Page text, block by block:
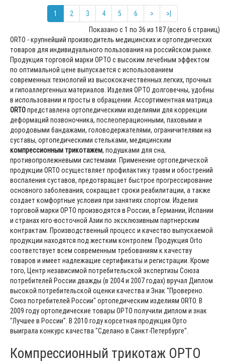
1 2 3 4 5 6 >
>|
Показано с 1 по 36 из 187 (всего 6 страниц)
ORTO - крупнейший производитель медицинских и ортопедических
товаров для индивидуального пользования на российском рынке.
Продукция торговой марки ОРТО с высоким лечебным эффектом
по оптимальной цене выпускается с использованием
современных технологий из высококачественных легких, прочных
и гипоаллергенных материалов. Изделия ОРТО долговечны, удобны
в использовании и просты в обращении. Ассортиментная матрица
ORTOпредставлена ортопедическими изделиями для коррекции
деформаций позвоночника, послеоперационными, паховыми и
дородовыми бандажами, головодержателями, ограничителями на
суставы, ортопедическими стельками, медицинским
компрессионным трикотажем, подушками для сна,
противопролежневыми системами. Применение ортопедической
продукции ORTO осуществляет профилактику травм и обострений
воспаления суставов, предотвращает быстрое прогрессирование
основного заболевания, сокращает сроки реабилитации, а также
создает комфортные условия при занятиях спортом. Изделия
торговой марки ОРТО производятся в России, в Германии, Испании
и странах юго-восточной Азии по эксклюзивным партнерским
контрактам. Производственный процесс и качество выпускаемой
продукции находятся под жестким контролем. Продукция Orto
соответствует всем современным требованиям к качеству
товаров и имеет надлежащие сертификаты и регистрации. Кроме
того, Центр независимой потребительской экспертизы Союза
потребителей России дважды (в 2004 и 2007 годах) вручал Диплом
высокой потребительской оценки качества и Знак "Проверено.
Союз потребителей России" ортопедическим изделиям ORTO. В
2009 году ортопедические товары ОРТО получили диплом и знак
"Лучшее в России". В 2010 году корсетная продукция Орто
выиграла конкурс качества "Сделано в Санкт-Петербурге".
Компрессионный трикотаж ОРТО